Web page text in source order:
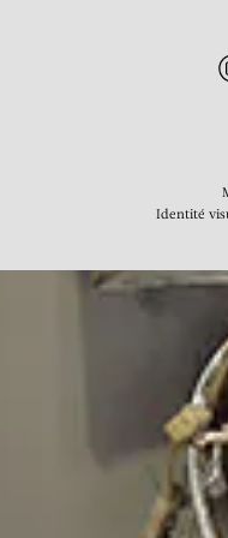
Identité